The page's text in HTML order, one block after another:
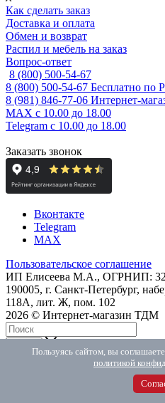
Как сделать заказ
Доставка и оплата
Обмен и возврат
Распил и мебель на заказ
Вопрос-ответ
8 (800) 500-54-67
8 (800) 500-54-67 Бесплатно по
8 (981) 846-77-06 Интернет-
MAX с 10.00 до 18.00
Telegram с 10.00 до 18.00
Заказать звонок
Вконтакте
Telegram
MAX
Пользовательское соглашение
ИП Елисеева М.А., ОГРНИП:
190005, г. Санкт-Петербург,
118А, лит. Ж, пом. 102
2026 © Интернет-магазин ТДМ
Пользуясь сайтом, вы
политикой
Telegram